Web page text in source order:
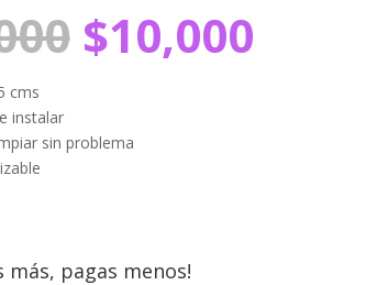
El
precio
$18,000.
$10,000El
precio
cms
instalar
sin problema
más, pagas menos!